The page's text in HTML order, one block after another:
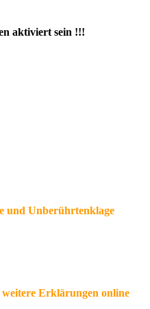
aktiviert sein !!!
und Unberührtenklage
weitere Erklärungen online